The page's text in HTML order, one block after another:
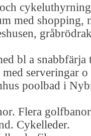
med shopping,
bl a
serveringar
poolbad i
Flera
Cykelleder.